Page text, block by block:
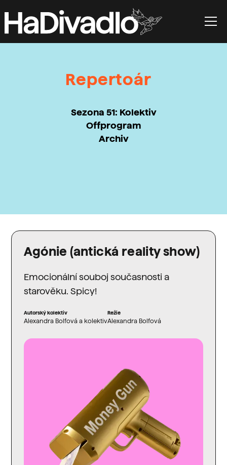
Repertoár
Sezona 51: Kolektiv
Offprogram
Archiv
Agónie (antická reality show)
Emocionální souboj současnosti a
starověku. Spicy!
Autorský kolektiv
Alexandra Bolfová a kolektiv
Režie
Alexandra Bolfová